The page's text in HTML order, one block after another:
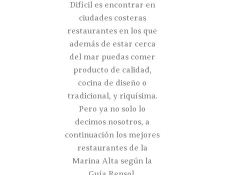
Difícil es encontrar en
ciudades costeras
restaurantes en los que
además de estar cerca
del mar puedas comer
producto de calidad,
cocina de diseño o
tradicional, y riquísima.
Pero ya no solo lo
decimos nosotros, a
continuación los mejores
restaurantes de la
Marina Alta según la